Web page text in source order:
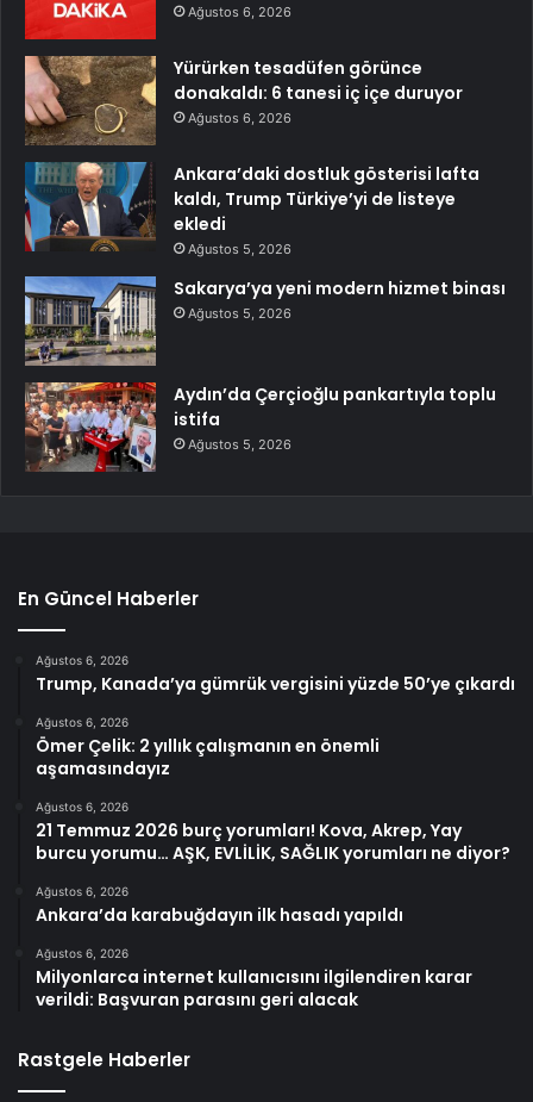
Ağustos 6, 2026
Yürürken tesadüfen görünce
donakaldı: 6 tanesi iç içe duruyor
Ağustos 6, 2026
Ankara’daki dostluk gösterisi lafta
kaldı, Trump Türkiye’yi de listeye
ekledi
Ağustos 5, 2026
Sakarya’ya yeni modern hizmet binası
Ağustos 5, 2026
Aydın’da Çerçioğlu pankartıyla toplu
istifa
Ağustos 5, 2026
En Güncel Haberler
Ağustos 6, 2026
Trump, Kanada’ya gümrük vergisini yüzde 50’ye çıkardı
Ağustos 6, 2026
Ömer Çelik: 2 yıllık çalışmanın en önemli
aşamasındayız
Ağustos 6, 2026
21 Temmuz 2026 burç yorumları! Kova, Akrep, Yay
burcu yorumu… AŞK, EVLİLİK, SAĞLIK yorumları ne diyor?
Ağustos 6, 2026
Ankara’da karabuğdayın ilk hasadı yapıldı
Ağustos 6, 2026
Milyonlarca internet kullanıcısını ilgilendiren karar
verildi: Başvuran parasını geri alacak
Rastgele Haberler